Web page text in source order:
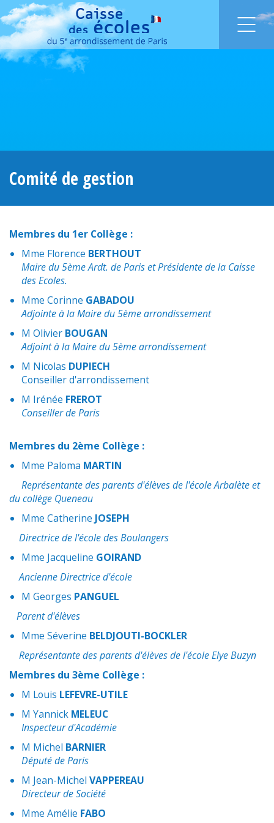
Comité de gestion
Membres du 1er Collège :
Mme Florence BERTHOUT
Maire du 5ème Ardt. de Paris et Présidente de la Caisse
des Ecoles.
Mme Corinne GABADOU
Adjointe à la Maire du 5ème arrondissement
M Olivier BOUGAN
Adjoint à la Maire du 5ème arrondissement
M Nicolas DUPIECH
Conseiller d'arrondissement
M Irénée FREROT
Conseiller de Paris
Membres du 2ème Collège :
Mme Paloma MARTIN
Représentante des parents d'élèves de l'école Arbalète et
du collège Queneau
Mme Catherine JOSEPH
Directrice de l'école des Boulangers
Mme Jacqueline GOIRAND
Ancienne Directrice d'école
M Georges PANGUEL
Parent d'élèves
Mme Séverine BELDJOUTI-BOCKLER
Représentante des parents d'élèves de l'école Elye Buzyn
Membres du 3ème Collège :
M Louis LEFEVRE-UTILE
M Yannick MELEUC
Inspecteur d'Académie
M Michel BARNIER
Député de Paris
M Jean-Michel VAPPEREAU
Directeur de Société
Mme Amélie FABO